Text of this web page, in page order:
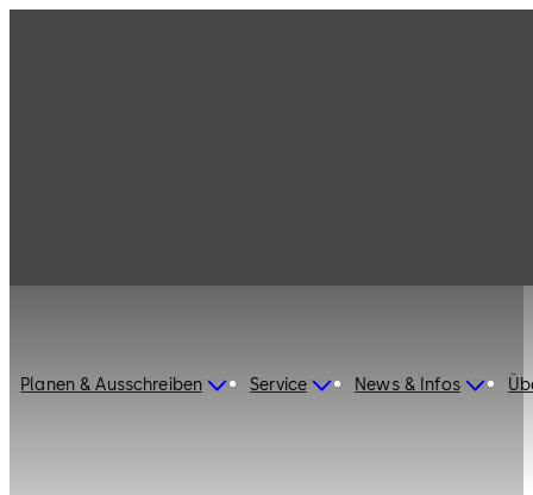
Planen & Ausschreiben Service News & Infos